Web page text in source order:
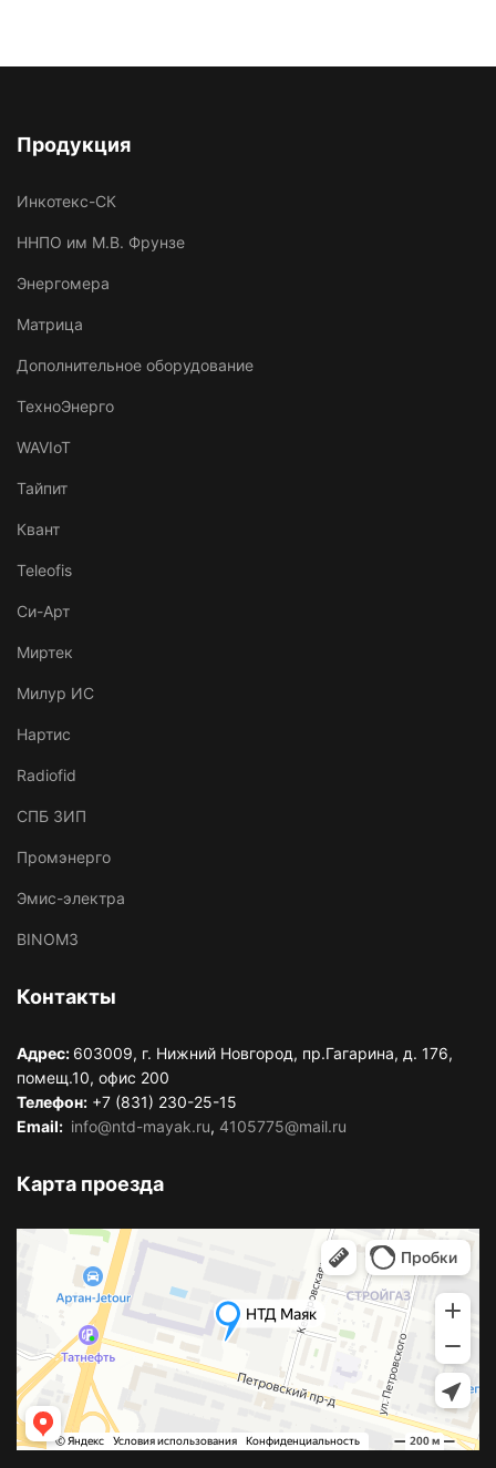
Продукция
Инкотекс-СК
ННПО им М.В. Фрунзе
Энергомера
Матрица
Дополнительное оборудование
ТехноЭнерго
WAVIoT
Тайпит
Квант
Teleofis
Си-Арт
Миртек
Милур ИС
Нартис
Radiofid
СПБ ЗИП
Промэнерго
Эмис-электра
BINOM3
Контакты
Адрес: 603009, г. Нижний Новгород, пр.Гагарина, д. 176,
помещ.10, офис 200
Телефон: +7 (831) 230-25-15
Email: info@ntd-mayak.ru, 4105775@mail.ru
Карта проезда